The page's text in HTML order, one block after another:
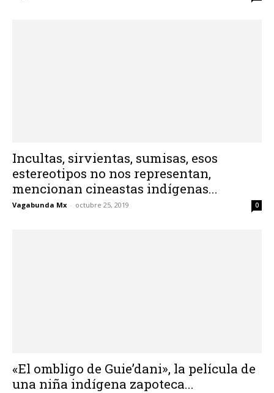
Incultas, sirvientas, sumisas, esos
estereotipos no nos representan,
mencionan cineastas indígenas...
Vagabunda Mx - octubre 25, 2019 0
«El ombligo de Guie’dani», la película de
una niña indígena zapoteca...